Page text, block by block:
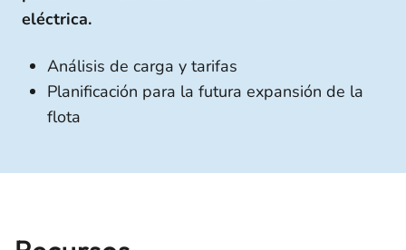
eléctrica.
Análisis de carga y tarifas
Planificación para la futura expansión de la
flota